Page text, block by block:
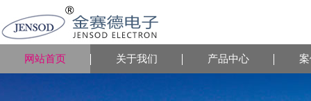
网站首页 关于我们 产品中心